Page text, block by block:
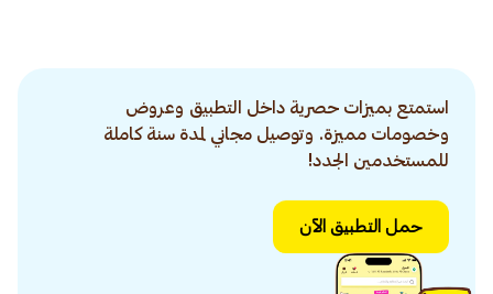
استمتع بميزات حصرية داخل التطبيق وعروض
وخصومات مميزة. وتوصيل مجاني لمدة سنة كاملة
للمستخدمين الجدد!
حمل التطبيق الآن